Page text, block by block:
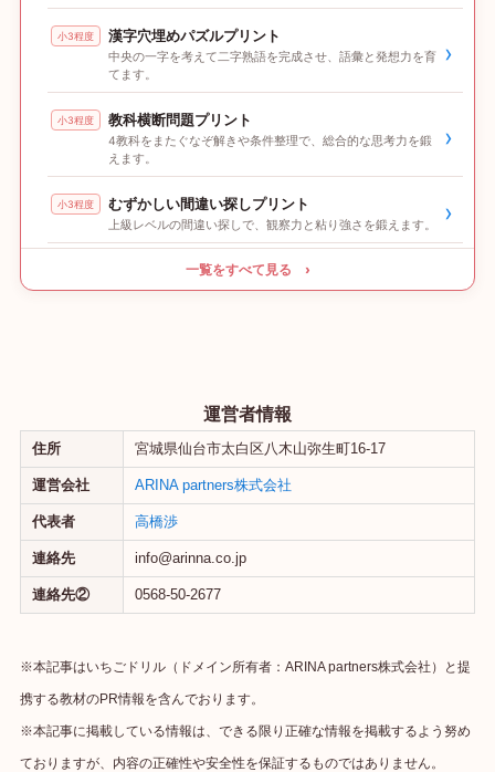
小3程度 漢字穴埋めパズルプリント
中央の一字を考えて二字熟語を完成させ、語彙と発想力を育
てます。
›
小3程度 教科横断問題プリント
4教科をまたぐなぞ解きや条件整理で、総合的な思考力を鍛
えます。
›
小3程度 むずかしい間違い探しプリント
上級レベルの間違い探しで、観察力と粘り強さを鍛えます。 ›
一覧をすべて見る ›
運営者情報
住所 宮城県仙台市太白区八木山弥生町16-17
運営会社 ARINA partners株式会社
代表者 高橋渉
連絡先 info@arinna.co.jp
連絡先② 0568-50-2677
※本記事はいちごドリル（ドメイン所有者：ARINA partners株式会社）と提
携する教材のPR情報を含んでおります。
※本記事に掲載している情報は、できる限り正確な情報を掲載するよう努め
ておりますが、内容の正確性や安全性を保証するものではありません。